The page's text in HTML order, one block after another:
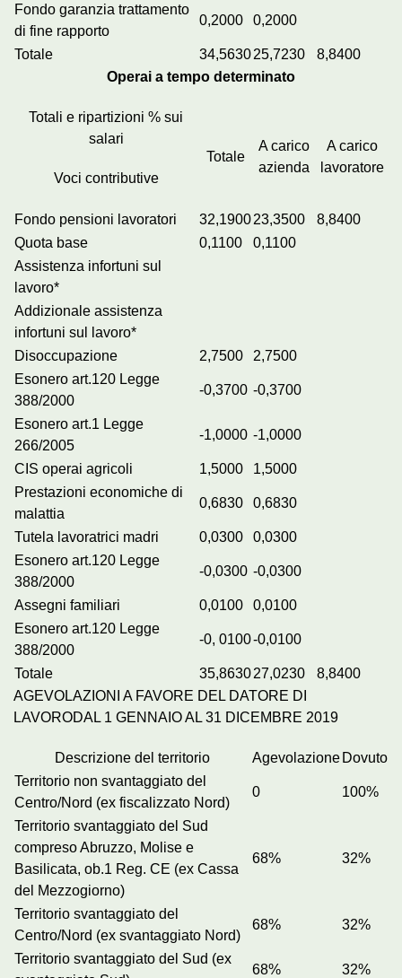
Fondo garanzia trattamento
di fine rapporto
0,2000 0,2000
Totale 34,563025,7230
8,8400
Operai a tempo determinato
Totali e ripartizioni % sui
salari
Voci contributive
Totale
A carico
azienda
A carico
lavoratore
Fondo pensioni lavoratori 32,190023,3500
8,8400
Quota base
0,1100
0,1100
Assistenza infortuni sul
lavoro*
Addizionale assistenza
infortuni sul lavoro*
Disoccupazione
2,7500
2,7500
Esonero art.120 Legge
388/2000
-0,3700 -0,3700
Esonero art.1 Legge
266/2005
-1,0000 -1,0000
CIS operai agricoli 1,5000
1,5000
Prestazioni economiche di
malattia
0,6830 0,6830
Tutela lavoratrici madri 0,0300
0,0300
Esonero art.120 Legge
388/2000
-0,0300 -0,0300
Assegni familiari 0,0100
0,0100
Esonero art.120 Legge
388/2000
-0, 0100-0,0100
Totale 35,863027,0230
8,8400
AGEVOLAZIONI A FAVORE DEL DATORE DI
LAVORODAL 1 GENNAIO AL 31 DICEMBRE 2019
Descrizione del territorio Agevolazione Dovuto
Territorio non svantaggiato del
Centro/Nord (ex fiscalizzato Nord)
0 100%
Territorio svantaggiato del Sud
compreso Abruzzo, Molise e
Basilicata, ob.1 Reg. CE (ex Cassa
del Mezzogiorno)
68% 32%
Territorio svantaggiato del
Centro/Nord (ex svantaggiato Nord)
68% 32%
Territorio svantaggiato del Sud (ex
68% 32%